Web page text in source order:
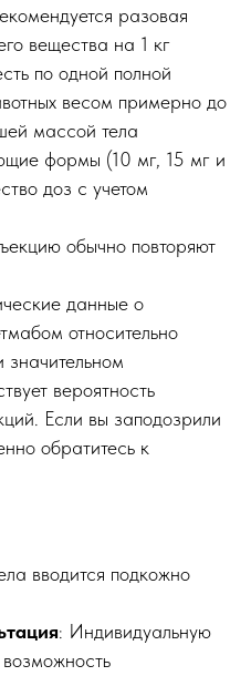
разовая
вещества на 1 кг
по одной полной
весом примерно до
массой тела
формы (10 мг, 15 мг и
доз с учетом
обычно повторяют
данные о
относительно
вероятность
Если вы заподозрили
обратитесь к
вводится подкожно
: Индивидуальную